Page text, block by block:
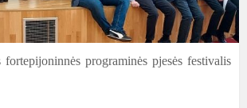
fortepijoninnės programinės pjesės festivalis